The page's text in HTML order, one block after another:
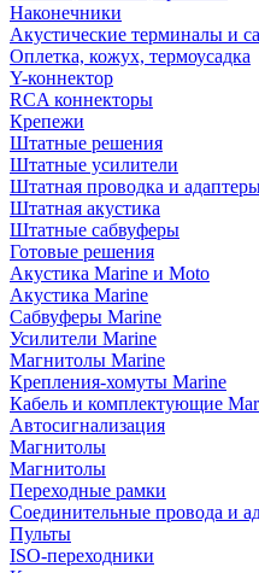
Наконечники
Акустические терминалы и
Оплетка, кожух, термоусадка
Y-коннектор
RCA коннекторы
Крепежи
Штатные решения
Штатные усилители
Штатная проводка и
Штатная акустика
Штатные сабвуферы
Готовые решения
Акустика Marine и Moto
Акустика Marine
Сабвуферы Marine
Усилители Marine
Магнитолы Marine
Крепления-хомуты Marine
Кабель и комплектующие
Автосигнализация
Магнитолы
Магнитолы
Переходные рамки
Соединительные провода и
Пульты
ISO-переходники